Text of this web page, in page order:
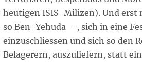
heutigen ISIS-Milizen). Und erst
so Ben-Yehuda –, sich in eine
einzuschliessen und sich so den
Belagerern, auszuliefern, statt